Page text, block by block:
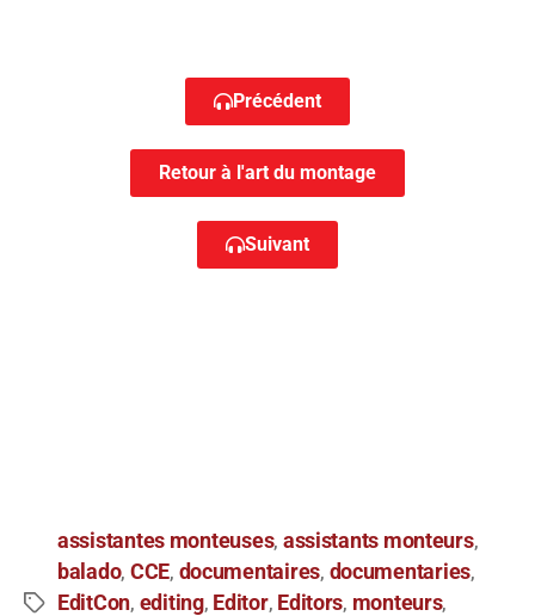
Précédent
Retour à l'art du montage
Suivant
assistantes monteuses, assistants monteurs,
balado, CCE, documentaires, documentaries,
EditCon, editing, Editor, Editors, monteurs,